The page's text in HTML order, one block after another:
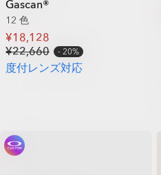
Gascan®
12 色
¥18,128
¥22,660
20%
度付レンズ対応